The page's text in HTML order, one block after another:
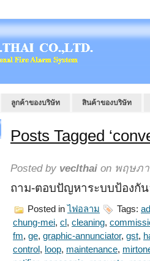
ลูกค้าของบริษัท สินค้าของบริษัท
Posts Tagged
Posted by veclthai on พฤษภา
ถาม-ตอบปัญหาระบบป้องกั
Posted in ไฟอลาม Tags:
chung-mei, cl , cleaning,
fm, ge, graphic-annunciator, gst,
control , loop, maintenance,